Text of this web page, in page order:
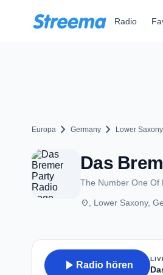
Radio
Europa chevron_right Germany chevron_right Lower Saxony
Das
The Number One Of
place , Lower Saxony,
play_arrow Radio hören